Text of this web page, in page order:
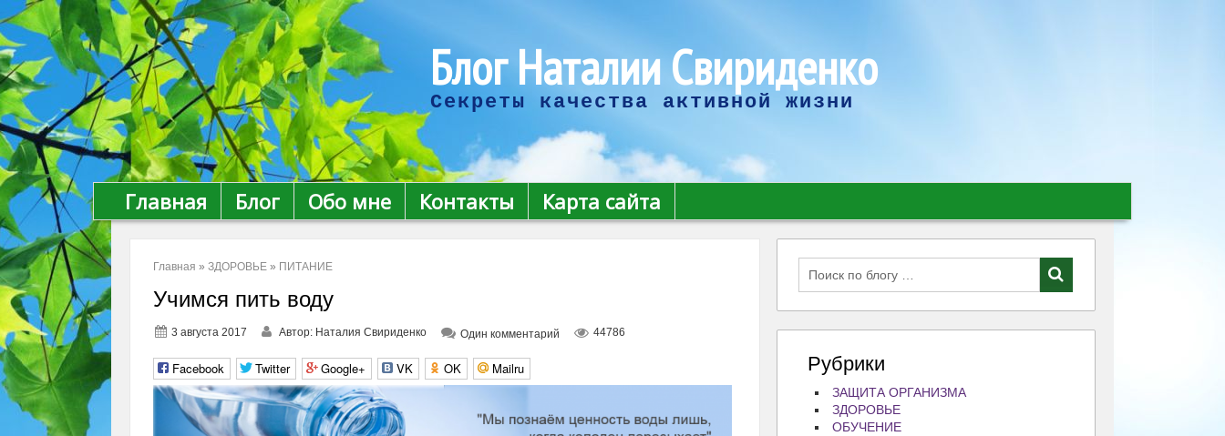
Блог Наталии Свириденко
Секреты качества активной жизни
Главная Блог Обо мне Контакты Карта сайта
Главная » ЗДОРОВЬЕ » ПИТАНИЕ
Учимся пить воду
3 августа 2017 Автор: Наталия Свириденко Один комментарий 44786
Facebook Twitter Google+ VK OK Mailru Рубрики
ЗАЩИТА ОРГАНИЗМА
ЗДОРОВЬЕ
ОБУЧЕНИЕ